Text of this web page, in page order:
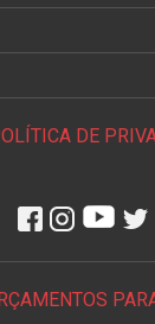
DE